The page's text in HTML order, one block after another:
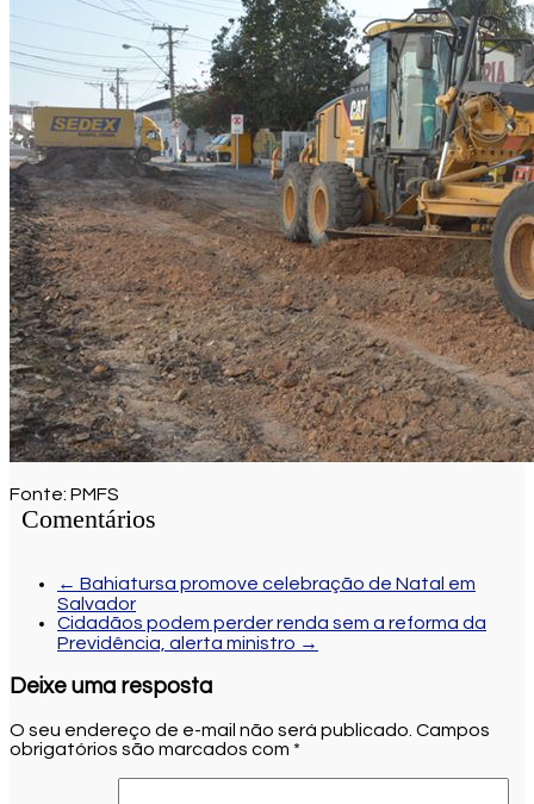
Fonte: PMFS
Comentários
← Bahiatursa promove celebração de Natal em
Salvador
Cidadãos podem perder renda sem a reforma da
Previdência, alerta ministro →
Deixe uma resposta
O seu endereço de e-mail não será publicado. Campos
obrigatórios são marcados com *